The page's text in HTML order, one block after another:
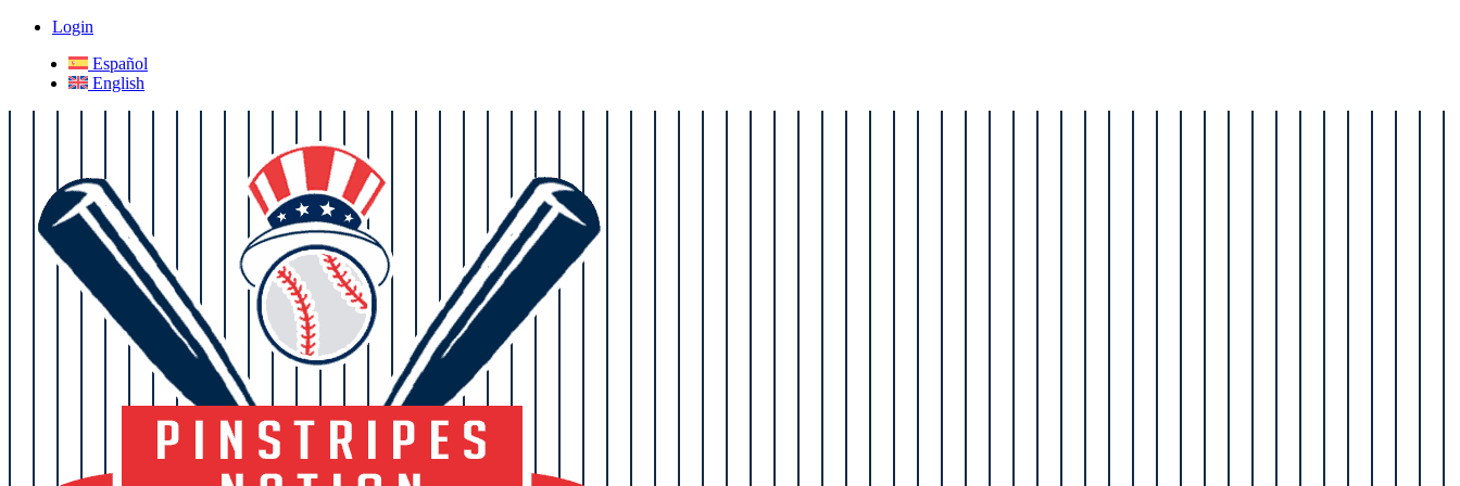
Login
Español
English